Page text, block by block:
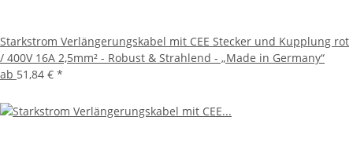
Starkstrom Verlängerungskabel mit CEE Stecker und Kupplung rot
/ 400V 16A 2,5mm² - Robust & Strahlend - „Made in Germany“
ab 51,84 € *